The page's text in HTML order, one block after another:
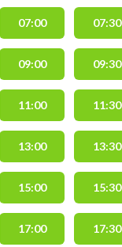
6710 Esbjerg V.
og spil padel
på double
Padels
Booking af
Rocket Padel
på
hvor du også
baner til alle de
Padel afdelinger i
andre padel
i og omkring
07:00 07:30
09:00 09:30
11:00 11:30
13:00 13:30
15:00 15:30
17:00 17:30